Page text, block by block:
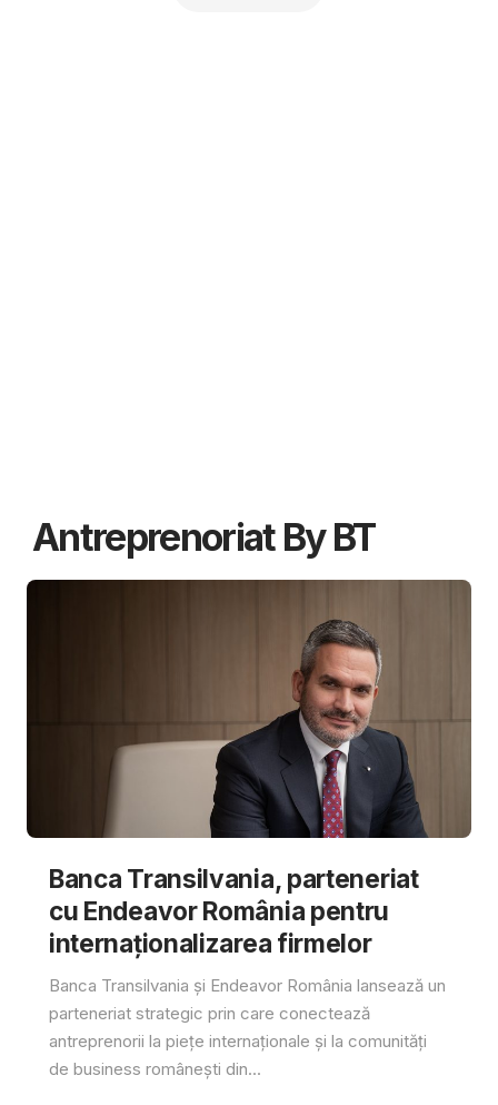
Antreprenoriat By BT
Banca Transilvania, parteneriat
cu Endeavor România pentru
internaționalizarea firmelor
Banca Transilvania și Endeavor România lansează un
parteneriat strategic prin care conectează
antreprenorii la piețe internaționale și la comunități
de business românești din...